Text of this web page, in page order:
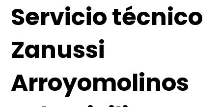
Servicio técnico
Zanussi
Arroyomolinos